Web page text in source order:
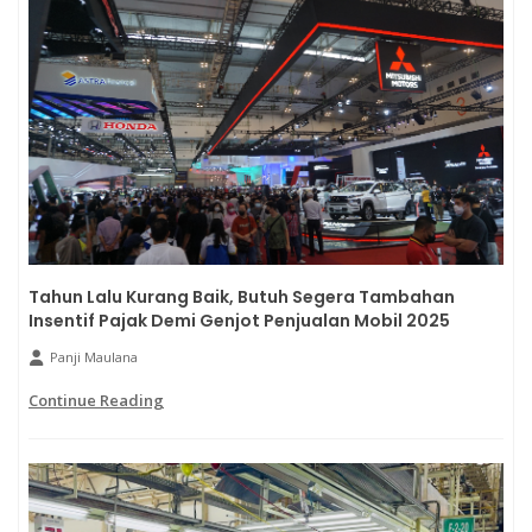
Tahun Lalu Kurang Baik, Butuh Segera Tambahan
Insentif Pajak Demi Genjot Penjualan Mobil 2025
Panji Maulana
Continue Reading